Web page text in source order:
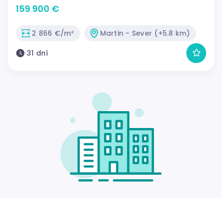
159 900 €
2 866 €/m²
Martin - Sever (+5.8 km)
31 dní